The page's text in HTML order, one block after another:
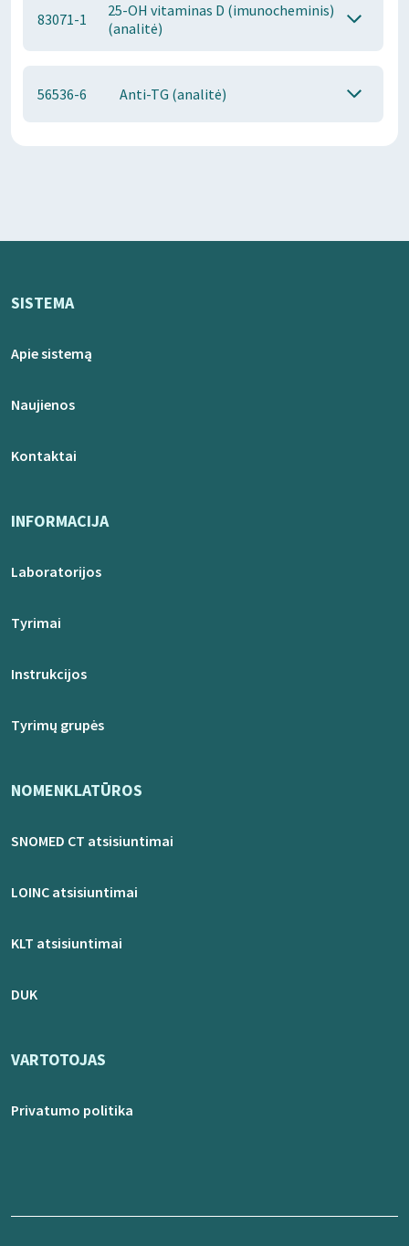
83071-1
25-OH vitaminas D (imunocheminis)
(analitė)
56536-6 Anti-TG (analitė)
SISTEMA
Apie sistemą
Naujienos
Kontaktai
INFORMACIJA
Laboratorijos
Tyrimai
Instrukcijos
Tyrimų grupės
NOMENKLATŪROS
SNOMED CT atsisiuntimai
LOINC atsisiuntimai
KLT atsisiuntimai
DUK
VARTOTOJAS
Privatumo politika